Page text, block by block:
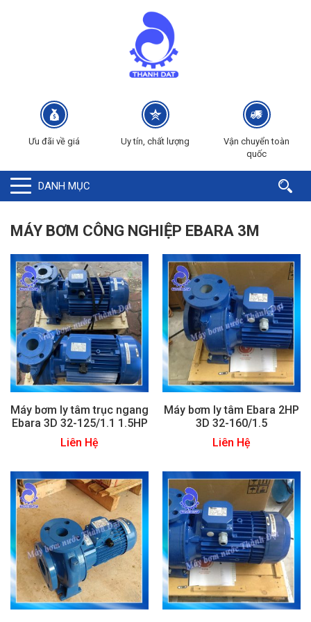
Ưu đãi về giá Uy tín, chất lượng
Vận chuyển toàn
quốc
DANH MỤC
MÁY BƠM CÔNG NGHIỆP EBARA 3M
Máy bơm ly tâm trục ngang
Ebara 3D 32-125/1.1 1.5HP
Liên Hệ
Máy bơm ly tâm Ebara 2HP
3D 32-160/1.5
Liên Hệ